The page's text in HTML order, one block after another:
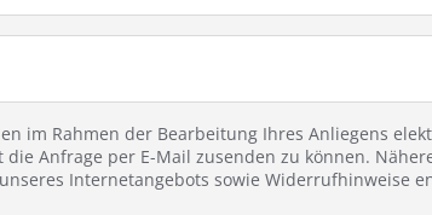
im Rahmen der Bearbeitung Ihres Anliegens
Anfrage per E-Mail zusenden zu können.
Internetangebots sowie Widerrufhinweise